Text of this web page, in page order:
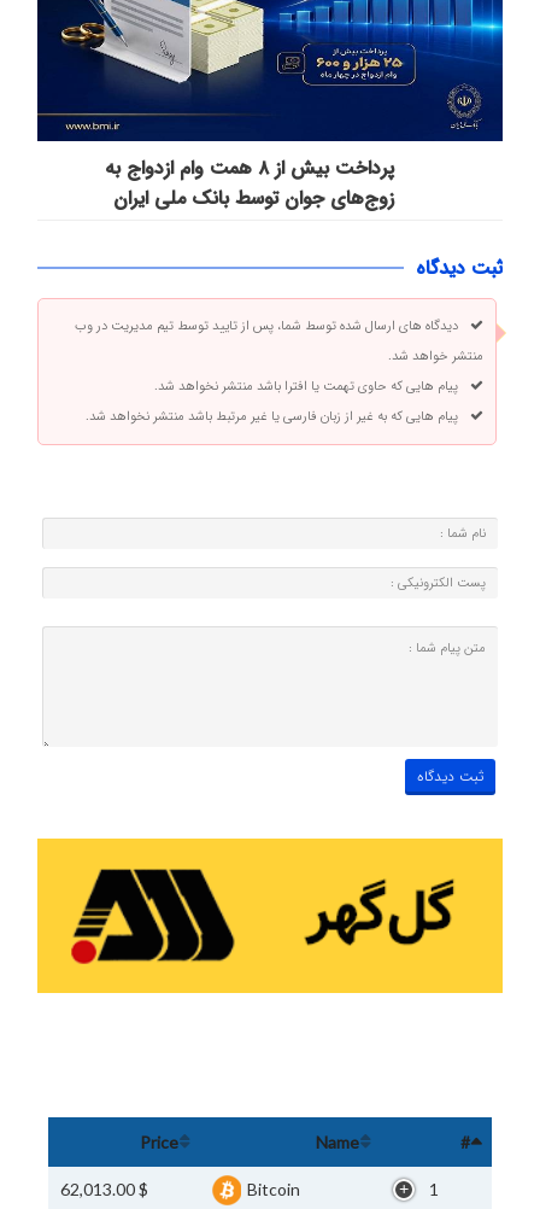
پرداخت بیش از ۸ همت وام ازدواج به
زوج‌های جوان توسط بانک ملی ایران
ثبت دیدگاه
دیدگاه های ارسال شده توسط شما، پس از تایید توسط تیم مدیریت در وب
منتشر خواهد شد.
پیام هایی که حاوی تهمت یا افترا باشد منتشر نخواهد شد.
پیام هایی که به غیر از زبان فارسی یا غیر مرتبط باشد منتشر نخواهد شد.
#
Name
Price
1
Bitcoin
$ 62,013.00